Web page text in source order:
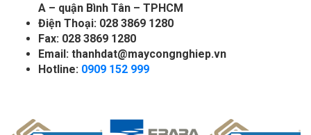
A – quận Bình Tân – TPHCM
Điện Thoại: 028 3869 1280
Fax: 028 3869 1280
Email: thanhdat@maycongnghiep.vn
Hotline: 0909 152 999